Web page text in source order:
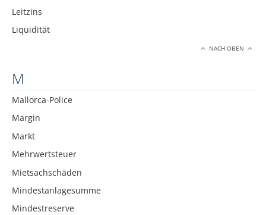
Leitzins
Liquidität
NACH OBEN
M
Mallorca-Police
Margin
Markt
Mehrwertsteuer
Mietsachschäden
Mindestanlagesumme
Mindestreserve